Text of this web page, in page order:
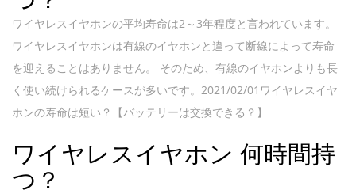
ワイヤレスイヤホンの平均寿命は2～3年程度と言われています。
ワイヤレスイヤホンは有線のイヤホンと違って断線によって寿命
を迎えることはありません。 そのため、有線のイヤホンよりも長
く使い続けられるケースが多いです。2021/02/01ワイヤレスイヤ
ホンの寿命は短い？【バッテリーは交換できる？】
ワイヤレスイヤホン 何時間持
つ？